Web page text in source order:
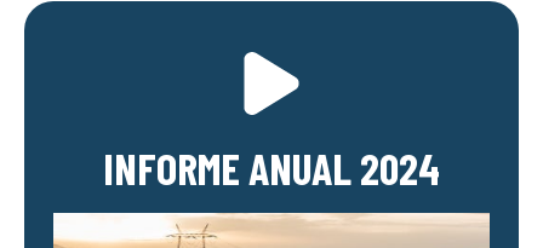
INFORME ANUAL 2024